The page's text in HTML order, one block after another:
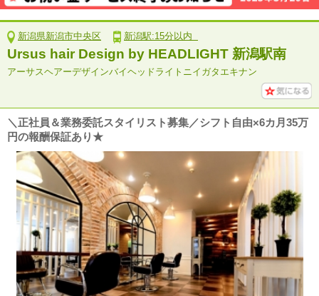
新潟県新潟市中央区 新潟駅:15分以内
Ursus hair Design by HEADLIGHT 新潟駅南
アーサスヘアーデザインバイヘッドライトニイガタエキナン
＼正社員＆業務委託スタイリスト募集／シフト自由×6カ月35万
円の報酬保証あり★